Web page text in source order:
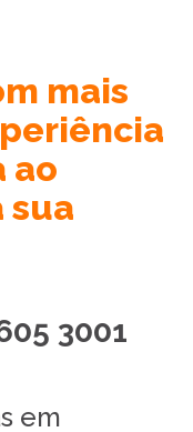
mais
ao
sua
3001
em